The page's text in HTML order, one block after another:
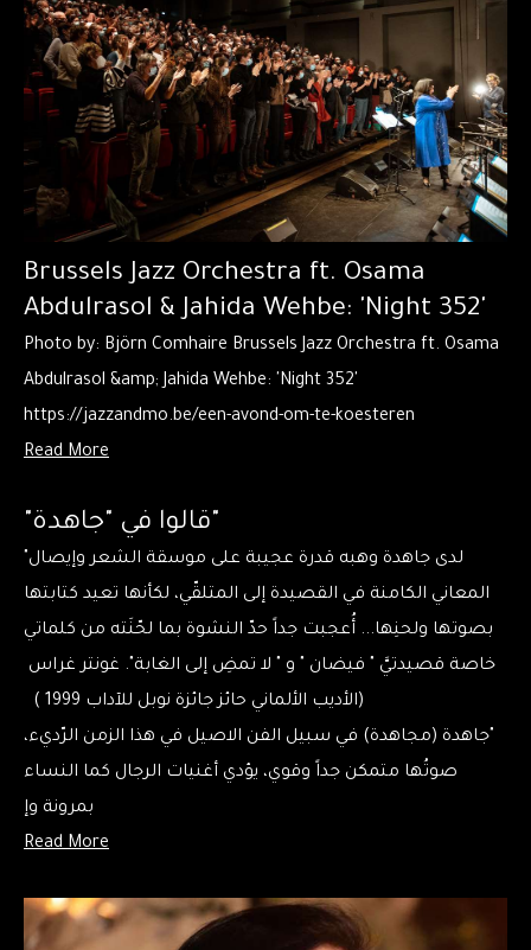
Brussels Jazz Orchestra ft. Osama
Abdulrasol & Jahida Wehbe: 'Night 352'
Photo by: Björn Comhaire Brussels Jazz Orchestra ft. Osama
Abdulrasol &amp; Jahida Wehbe: 'Night 352'
https://jazzandmo.be/een-avond-om-te-koesteren
Read More
"قالوا في "جاهدة"
المعاني الكامنة في القصيدة إلى المتلقّي، لكأنها تعيد كتابتها
بصوتها ولحنِها... أُعجبت جداً حدّ النشوة بما لحّنَته من كلماتي
خاصة قصيدتيَّ " فيضان " و " لا تمضِ إلى الغابة". غونتر غراس
(الأديب الألماني حائز جائزة نوبل للآداب 1999 )
"جاهدة (مجاهدة) في سبيل الفن الاصيل في هذا الزمن الرّديء،
صوتُها متمكن جداً وقوي، يؤدي أغنيات الرجال كما النساء
بمرونة وإ
Read More